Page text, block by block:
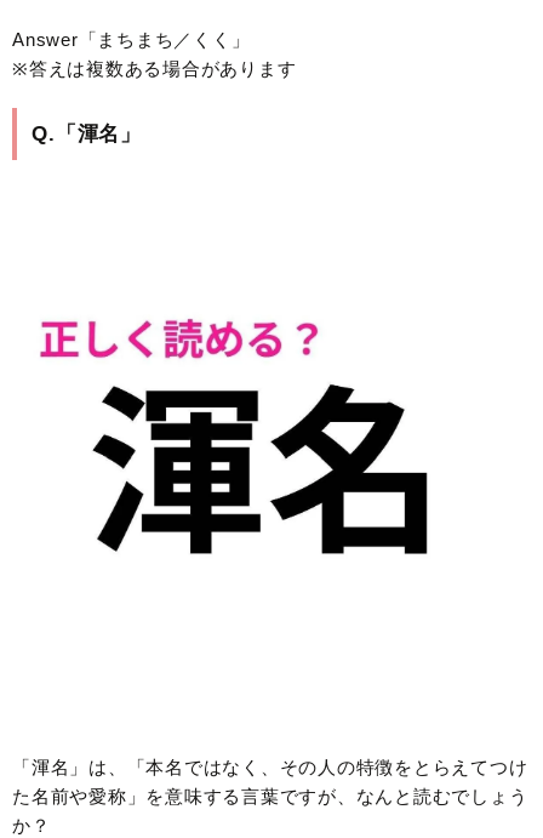
Answer「まちまち／くく」
※答えは複数ある場合があります
Q.「渾名」
「渾名」は、「本名ではなく、その人の特徴をとらえてつけ
た名前や愛称」を意味する言葉ですが、なんと読むでしょう
か？